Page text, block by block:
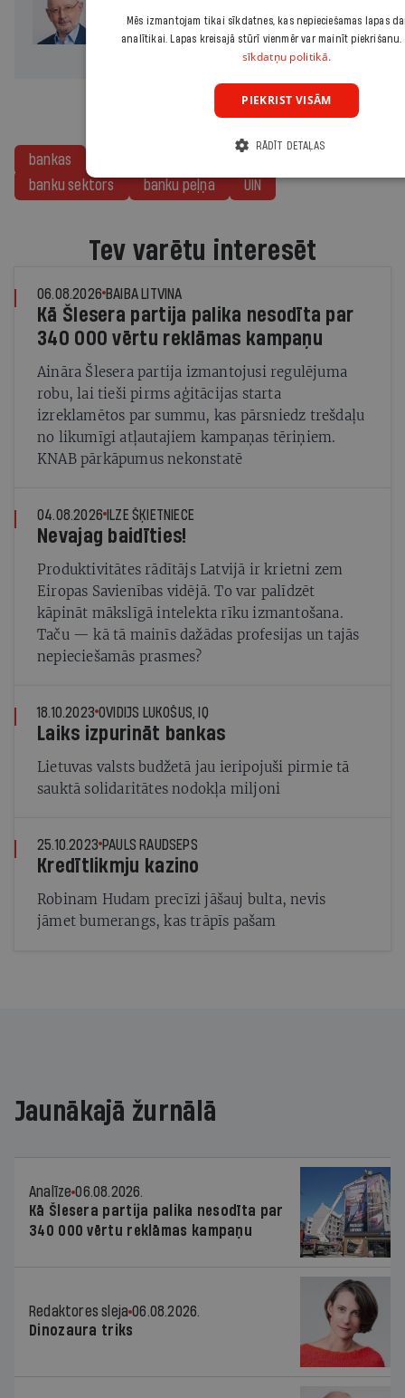
Divas koalīcijas
bankas
banku sektors
banku peļņa UIN
Tev varētu interesēt
06.08.2026 BAIBA LITVINA
Kā Šlesera partija palika nesodīta par
340 000 vērtu reklāmas kampaņu
Aināra Šlesera partija izmantojusi regulējuma
robu, lai tieši pirms aģitācijas starta
izreklamētos par summu, kas pārsniedz trešdaļu
no likumīgi atļautajiem kampaņas tēriņiem.
KNAB pārkāpumus nekonstatē
04.08.2026 ILZE ŠĶIETNIECE
Nevajag baidīties!
Produktivitātes rādītājs Latvijā ir krietni zem
Eiropas Savienības vidējā. To var palīdzēt
kāpināt mākslīgā intelekta rīku izmantošana.
Taču — kā tā mainīs dažādas profesijas un tajās
nepieciešamās prasmes?
18.10.2023 OVIDIJS LUKOŠUS, IQ
Laiks izpurināt bankas
Lietuvas valsts budžetā jau ieripojuši pirmie tā
sauktā solidaritātes nodokļa miljoni
25.10.2023 PAULS RAUDSEPS
Kredītlikmju kazino
Robinam Hudam precīzi jāšauj bulta, nevis
jāmet bumerangs, kas trāpīs pašam
Jaunākajā žurnālā
Analīze 06.08.2026.
Kā Šlesera partija palika nesodīta par
340 000 vērtu reklāmas kampaņu
Redaktores sleja 06.08.2026.
Dinozaura triks
Mēs izmantojam tikai sīkdatnes, kas nepieciešamas lapas
analītikai. Lapas kreisajā stūrī vienmēr var mainīt piekrišanu.
sīkdatņu politikā.
PIEKRIST VISĀM
RĀDĪT DETAĻAS